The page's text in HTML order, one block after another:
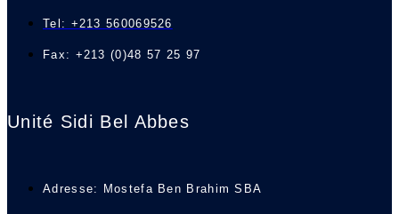
Tel: +213 560069526
Fax: +213 (0)48 57 25 97
Unité Sidi Bel Abbes
Adresse: Mostefa Ben Brahim SBA